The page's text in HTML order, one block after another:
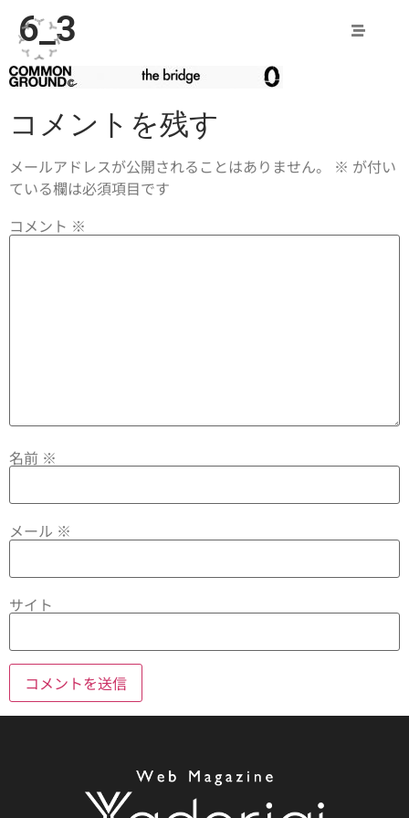
6_3
コメントを残す
メールアドレスが公開されることはありません。 ※ が付い
ている欄は必須項目です
コメント ※
名前 ※
メール ※
サイト